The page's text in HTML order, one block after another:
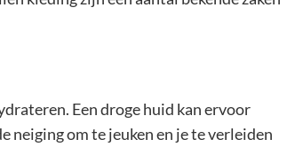
Een droge huid kan ervoor
neiging om te jeuken en je te verleiden